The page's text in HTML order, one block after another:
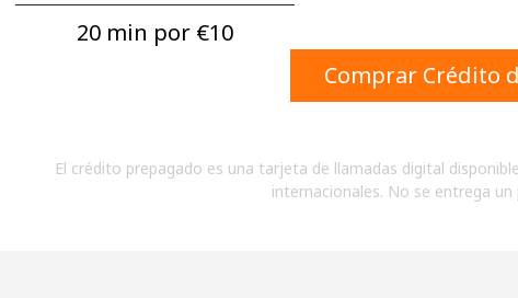
20 min por ⁦€10⁩
Comprar Crédito
El crédito prepagado es una tarjeta de llamadas digital
internacionales. No se entrega